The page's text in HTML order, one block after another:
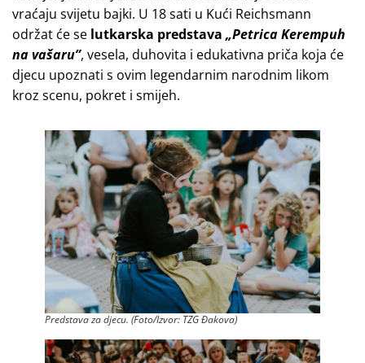
vraćaju svijetu bajki. U 18 sati u Kući Reichsmann
održat će se lutkarska predstava „Petrica Kerempuh
na vašaru”, vesela, duhovita i edukativna priča koja će
djecu upoznati s ovim legendarnim narodnim likom
kroz scenu, pokret i smijeh.
Predstava za djecu. (Foto/Izvor: TZG Đakova)